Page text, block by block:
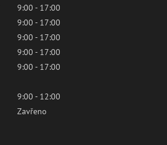
9:00 - 17:00
9:00 - 17:00
9:00 - 17:00
9:00 - 17:00
9:00 - 17:00
9:00 - 12:00
Zavřeno